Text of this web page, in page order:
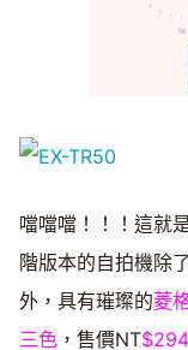
噹噹噹！！！這就
階版本的自拍機除
外，具有璀璨的菱
三色 ，售價NT